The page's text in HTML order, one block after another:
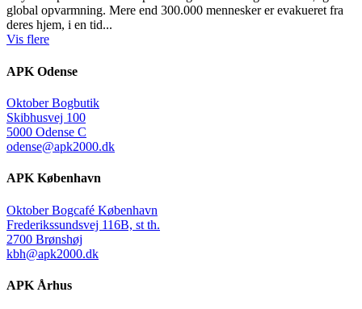
global opvarmning. Mere end 300.000 mennesker er evakueret fra
deres hjem, i en tid...
Vis flere
APK Odense
Oktober Bogbutik
Skibhusvej 100
5000 Odense C
odense@apk2000.dk
APK København
Oktober Bogcafé København
Frederikssundsvej 116B, st th.
2700 Brønshøj
kbh@apk2000.dk
APK Århus